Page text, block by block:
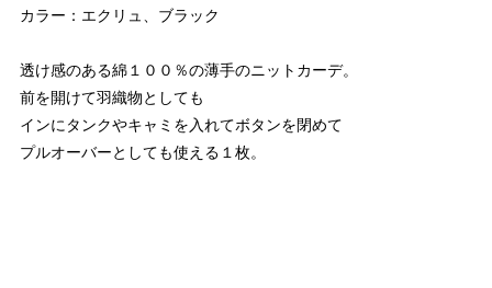
カラー：エクリュ、ブラック
透け感のある綿１００％の薄手のニットカーデ。
前を開けて羽織物としても
インにタンクやキャミを入れてボタンを閉めて
プルオーバーとしても使える１枚。